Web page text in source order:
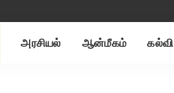
அரசியல் ஆன்மீகம் கல்வி